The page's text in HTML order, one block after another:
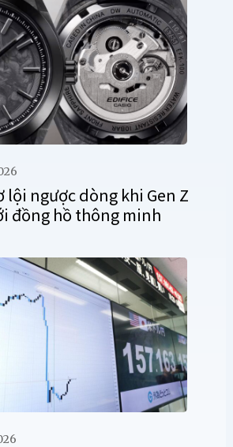
lội ngược dòng khi Gen Z
đồng hồ thông minh